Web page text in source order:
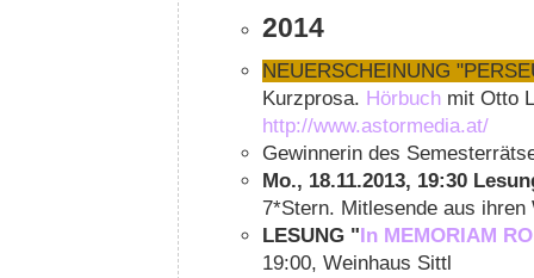
2014
NEUERSCHEINUNG
Kurzprosa. Hörbuch mit Otto
http://www.astormedia.at/
Gewinnerin des
Mo., 18.11.2013, 19:30
7*Stern. Mitlesende aus
LESUNG "In MEMORIAM
19:00, Weinhaus Sittl